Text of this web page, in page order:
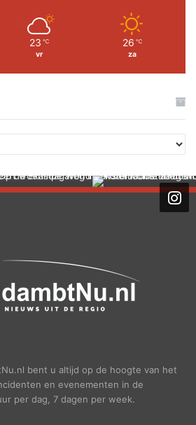
23 ℃
vr
26 ℃
za
bent u altijd op de hoogte van het
en evenementen in de
per dag, 7 dagen per week.